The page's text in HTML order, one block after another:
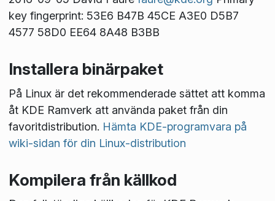
key fingerprint: 53E6 B47B 45CE A3E0 D5B7
4577 58D0 EE64 8A48 B3BB
Installera binärpaket
På Linux är det rekommenderade sättet att komma
åt KDE Ramverk att använda paket från din
favoritdistribution. Hämta KDE-programvara på
wiki-sidan för din Linux-distribution
Kompilera från källkod